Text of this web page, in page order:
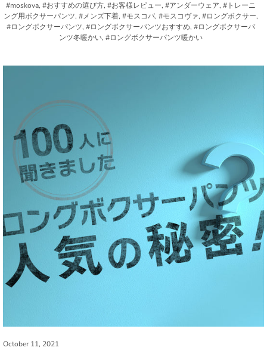
#moskova, #おすすめの選び方, #お客様レビュー, #アンダーウェア, #トレーニ
ング用ボクサーパンツ, #メンズ下着, #モスコバ, #モスコヴァ, #ロングボクサー,
#ロングボクサーパンツ, #ロングボクサーパンツおすすめ, #ロングボクサーパ
ンツ冬暖かい, #ロングボクサーパンツ暖かい
October 11, 2021